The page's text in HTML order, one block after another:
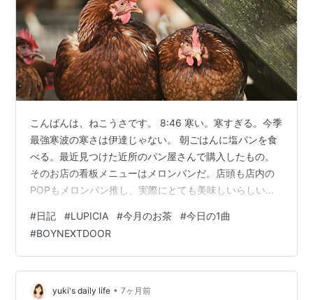
こんばんは、ねこうさです。 8:46 寒い。寒すぎる。今季
最強寒波の寒さは伊達じゃない。 朝ごはんに塩パンを食
べる。最近見つけた近所のパン屋さんで購入したもの。
そのお店の看板メニューはメロンパンだ。店頭も店内の
POPもメロンパン推し、実際にとても美味しいらしい
メロンパンの"メロン"部分を担うクッキー生地が苦手。
そのためオープンからしばらくはそのお店に行かずにい
たが、以前お店の前を通った時にタイムセールをしてい
たので、割引に釣られて入店してみた。お店一押しのメ
ロンパンはなくなっていたが、美味しそうな塩パンがた
#日記 #LUPICIA #今月のお茶 #今日の1曲
#BOYNEXTDOOR
yuki's daily life • 7ヶ月前